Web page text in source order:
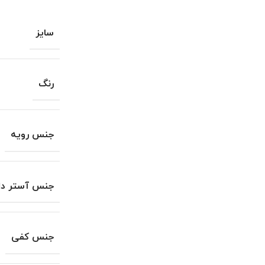
سایز
رنگ
جنس رویه
جنس آستر
جنس کفی